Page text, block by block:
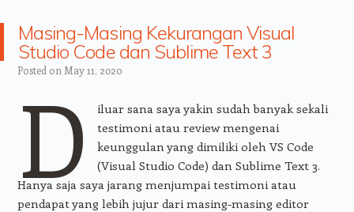
Masing-Masing Kekurangan Visual
Studio Code dan Sublime Text 3
Posted on May 11, 2020
D
iluar sana saya yakin sudah banyak sekali
testimoni atau review mengenai
keunggulan yang dimiliki oleh VS Code
(Visual Studio Code) dan Sublime Text 3.
Hanya saja saya jarang menjumpai testimoni atau
pendapat yang lebih jujur dari masing-masing editor